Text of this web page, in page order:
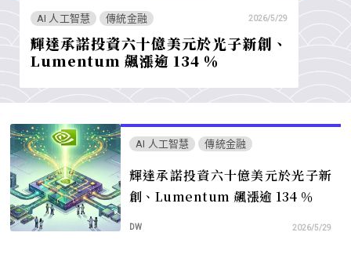
AI 人工智慧 傳統金融 2026/5/29
輝達承諾投資六十億美元於光子新創、
Lumentum 飆漲逾 134 ％
AI 人工智慧 傳統金融
輝達承諾投資六十億美元於光子新
創、Lumentum 飆漲逾 134 ％
DW 2026/5/29